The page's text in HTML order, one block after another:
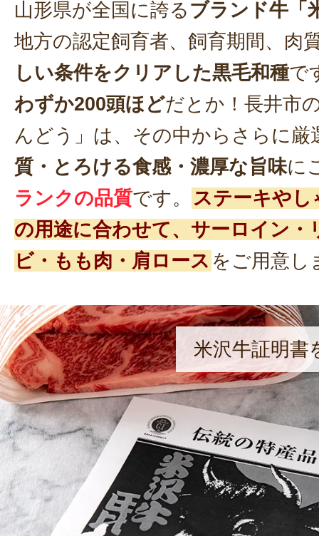
山形県が全国に誇る ブランド牛「
地方の認定飼育者、飼育期間、肉
しい条件をクリアした黒毛和種で
わずか200頭ほどだとか！長井市
んどう」は、その中からさらに厳
質・とろける食感・濃厚な旨味に
ランクの品質です。 ステーキや
の用途に合わせて、サーロイン・
ビ・もも肉・肩ロース をご用意し
米沢牛証明書